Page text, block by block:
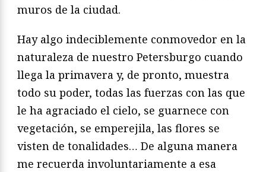
muros de la ciudad.
Hay algo indeciblemente conmovedor en la
naturaleza de nuestro Petersburgo cuando
llega la primavera y, de pronto, muestra
todo su poder, todas las fuerzas con las que
le ha agraciado el cielo, se guarnece con
vegetación, se emperejila, las flores se
visten de tonalidades… De alguna manera
me recuerda involuntariamente a esa